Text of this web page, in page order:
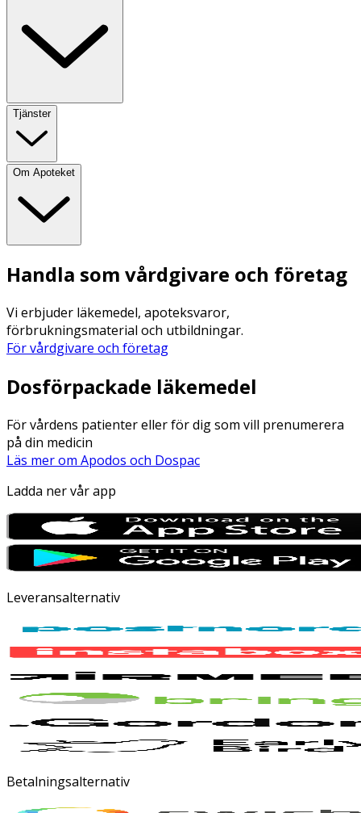
Tjänster
Om Apoteket
Handla som vårdgivare och företag
Vi erbjuder läkemedel, apoteksvaror,
förbrukningsmaterial och utbildningar.
För vårdgivare och företag
Dosförpackade läkemedel
För vårdens patienter eller för dig som vill prenumerera
på din medicin
Läs mer om Apodos och Dospac
Ladda ner vår app
Leveransalternativ
Betalningsalternativ